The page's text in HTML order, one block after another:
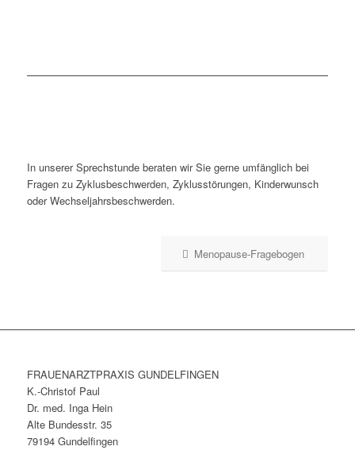
In unserer Sprechstunde beraten wir Sie gerne umfänglich bei
Fragen zu Zyklusbeschwerden, Zyklusstörungen, Kinderwunsch
oder Wechseljahrsbeschwerden.
Menopause-Fragebogen
FRAUENARZTPRAXIS GUNDELFINGEN
K.-Christof Paul
Dr. med. Inga Hein
Alte Bundesstr. 35
79194 Gundelfingen